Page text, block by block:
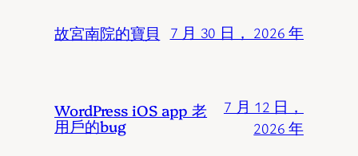
故宮南院的寶貝 7 月 30 日， 2026 年
WordPress iOS app 老
用戶的bug
7 月 12 日，
2026 年